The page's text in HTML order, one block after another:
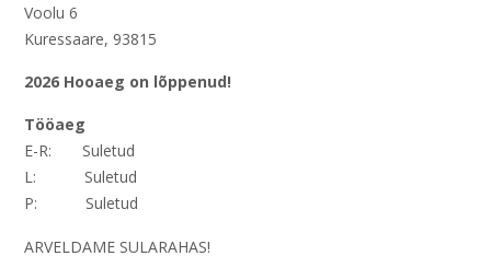
Voolu 6
Kuressaare, 93815
2026 Hooaeg on lõppenud!
Tööaeg
E-R: Suletud
L: Suletud
P: Suletud
ARVELDAME SULARAHAS!